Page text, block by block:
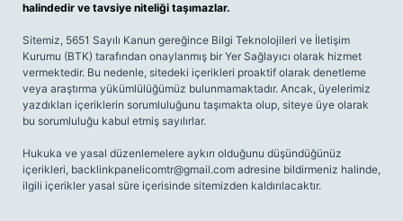
halindedir ve tavsiye niteliği taşımazlar.
Sitemiz, 5651 Sayılı Kanun gereğince Bilgi Teknolojileri ve İletişim
Kurumu (BTK) tarafından onaylanmış bir Yer Sağlayıcı olarak hizmet
vermektedir. Bu nedenle, sitedeki içerikleri proaktif olarak denetleme
veya araştırma yükümlülüğümüz bulunmamaktadır. Ancak, üyelerimiz
yazdıkları içeriklerin sorumluluğunu taşımakta olup, siteye üye olarak
bu sorumluluğu kabul etmiş sayılırlar.
Hukuka ve yasal düzenlemelere aykırı olduğunu düşündüğünüz
içerikleri, backlinkpanelicomtr@gmail.com adresine bildirmeniz halinde,
ilgili içerikler yasal süre içerisinde sitemizden kaldırılacaktır.